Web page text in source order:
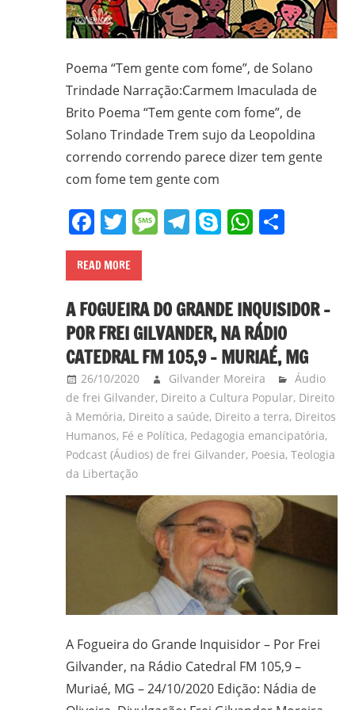
Poema “Tem gente com fome”, de Solano
Trindade Narração:Carmem Imaculada de
Brito Poema “Tem gente com fome”, de
Solano Trindade Trem sujo da Leopoldina
correndo correndo parece dizer tem gente
com fome tem gente com
Facebook
Twitter
Message
Telegram
SkypeShare
READ MORE
A FOGUEIRA DO GRANDE INQUISIDOR –
POR FREI GILVANDER, NA RÁDIO
CATEDRAL FM 105,9 – MURIAÉ, MG
26/10/2020 Gilvander Moreira
Áudio
de frei Gilvander, Direito a Cultura Popular, Direito
à Memória, Direito a saúde, Direito a terra, Direitos
Humanos, Fé e Política, Pedagogia emancipatória,
Podcast (Áudios) de frei Gilvander, Poesia, Teologia
da Libertação
A Fogueira do Grande Inquisidor – Por Frei
Gilvander, na Rádio Catedral FM 105,9 –
Muriaé, MG – 24/10/2020 Edição: Nádia de